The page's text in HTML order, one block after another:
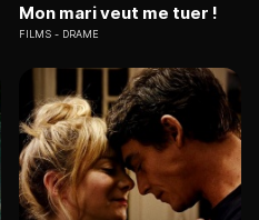
Mon mari veut me tuer !
FILMS DRAME